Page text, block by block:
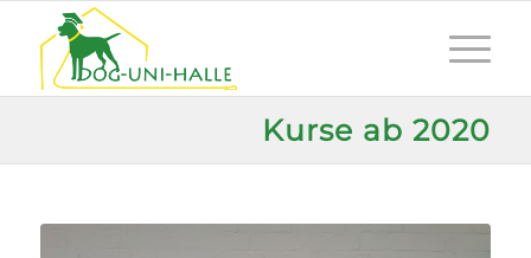
Kurse ab 2020